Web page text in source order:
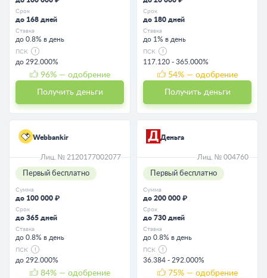
Срок
до 168 дней
Ставка
до 0.8% в день
ПСК
до 292.000%
96% — одобрение
Получить деньги
Срок
до 180 дней
Ставка
до 1% в день
ПСК
117.120 - 365.000%
54% — одобрение
Получить деньги
Webbankir
Лиц. № 2120177002077
Первый бесплатно
Сумма
до 100 000 ₽
Срок
до 365 дней
Ставка
до 0.8% в день
ПСК
до 292.000%
84% — одобрение
Деньга
Лиц. № 004760
Первый бесплатно
Сумма
до 200 000 ₽
Срок
до 730 дней
Ставка
до 0.8% в день
ПСК
36.384 - 292.000%
75% — одобрение